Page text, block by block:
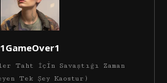
1GameOver1
Taht İçin Savaştığı Zaman
Tek Şey Kaostur)